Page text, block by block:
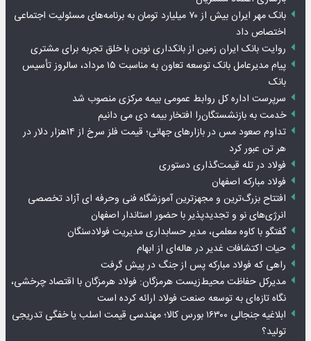
بانک مهر ایران بیش از ۷۰ میلیارد تومان به برنامه‌های مسئولیت اجتماعی
اختصاص داد
روایت بانک ایران زمین از بانکداری نوین با خلق تجربه برای مشتری
پیام مدیرعامل بانک توسعه تعاون به مناسبت ۱۵ مرداد، سالروز تأسیس
بانک
سرپرست اداره کل روابط عمومی بیمه مرکزی منصوب شد
خدمت به بازنشستگان‌را افتخار بیمه دی می دانیم
تداوم صعود مس در بازارهای جهانی؛ قیمت فلز سرخ از ۱۴هزار دلار در
هر تن عبور کرد
فولاد در تله قیمت‌گذاری دستوری
فولاد مبارکه اصفهان
افتتاح بزرگ‌ترین و مجهزترین آموزشگاه فنی وحرفه ای آزاد تخصصی
انرژی‌های نو و تجدیدپذیر با حضور استاندار اصفهان
گفتگو با کاوه معلمی، مدیر حسابداری مدیریت فولادسنگان
حیات اکتشافات غدیر در هاله‌ای از ابهام
راهی که فولاد مبارکه پس از جنگ در پیش گرفت
مدیرکل حفاظت محیط‌زیست هرمزگان: فولاد هرمزگان با اقتصاد چرخشی،
نگاه تازه‌ای به توسعه صنعت فولاد ارائه کرده است
ابلاغیه جنجالی ۱۶۳۰۰ بورس کالا؛ مهندسی قیمت اسلب یا خفگی تدریجی
تولید؟